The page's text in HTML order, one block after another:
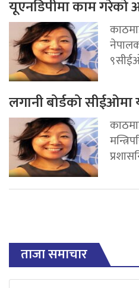
यूएनडिपीमा काम गरेको
लगानी बोर्डको सीईओमा
ताजा समाचार